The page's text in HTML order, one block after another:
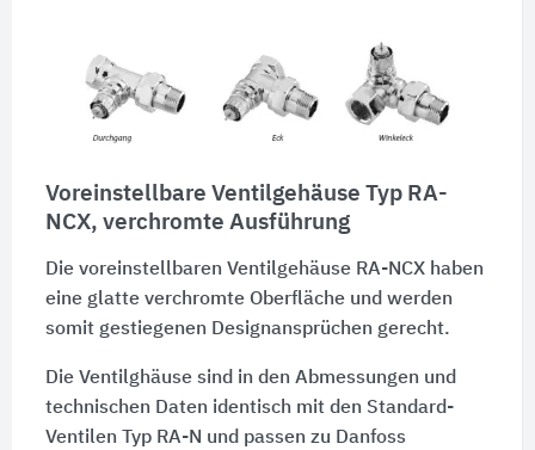
Voreinstellbare Ventilgehäuse Typ RA-
NCX, verchromte Ausführung
Die voreinstellbaren Ventilgehäuse RA-NCX haben
eine glatte verchromte Oberfläche und werden
somit gestiegenen Designansprüchen gerecht.
Die Ventilghäuse sind in den Abmessungen und
technischen Daten identisch mit den Standard-
Ventilen Typ RA-N und passen zu Danfoss